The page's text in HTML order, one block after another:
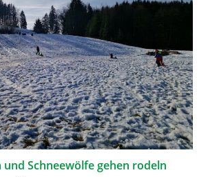
und Schneewölfe gehen rodeln